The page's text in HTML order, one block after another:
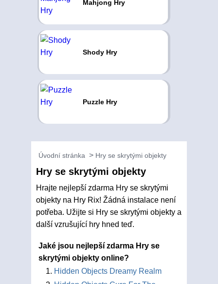
Mahjong Hry
Shody Hry
Puzzle Hry
Úvodní stránka Hry se skrytými objekty
Hry se skrytými objekty
Hrajte nejlepší zdarma Hry se skrytými
objekty na Hry Rix! Žádná instalace není
potřeba. Užijte si Hry se skrytými objekty a
další vzrušující hry hned teď.
Jaké jsou nejlepší zdarma Hry se
skrytými objekty online?
Hidden Objects Dreamy Realm